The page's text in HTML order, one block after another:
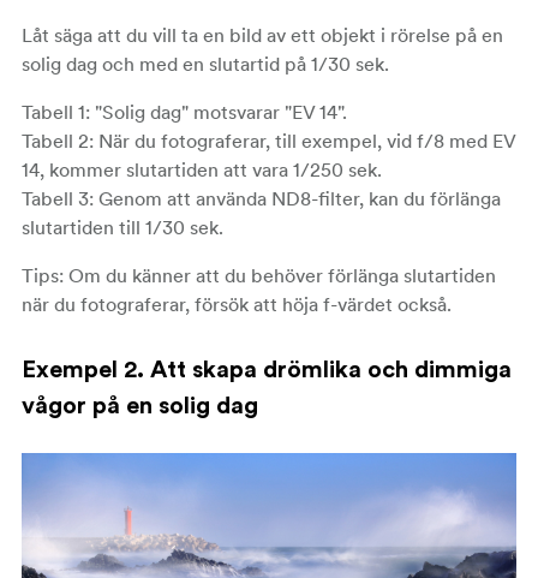
Låt säga att du vill ta en bild av ett objekt i rörelse på en
solig dag och med en slutartid på 1/30 sek.
Tabell 1: "Solig dag" motsvarar "EV 14".
Tabell 2: När du fotograferar, till exempel, vid f/8 med EV
14, kommer slutartiden att vara 1/250 sek.
Tabell 3: Genom att använda ND8-filter, kan du förlänga
slutartiden till 1/30 sek.
Tips: Om du känner att du behöver förlänga slutartiden
när du fotograferar, försök att höja f-värdet också.
Exempel 2. Att skapa drömlika och dimmiga
vågor på en solig dag